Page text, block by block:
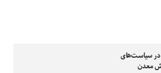
در سیاست‌های
معدن